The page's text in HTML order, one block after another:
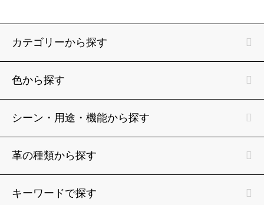
カテゴリーから探す
色から探す
シーン・用途・機能から探す
革の種類から探す
キーワードで探す